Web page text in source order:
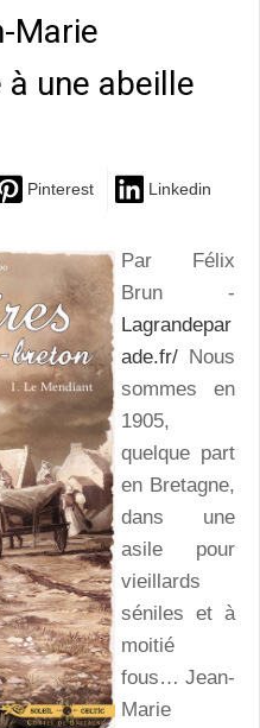
Marie
une abeille
Pinterest Linkedin
Par Félix
Brun -
Lagrandepar
ade.fr/ Nous
sommes en
1905,
quelque part
en Bretagne,
dans une
asile pour
vieillards
séniles et à
moitié
fous… Jean-
Marie